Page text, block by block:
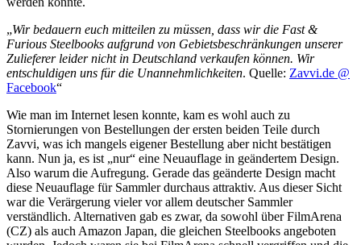
„Wir bedauern euch mitteilen zu müssen, dass wir die Fast&
Furious Steelbooks aufgrund von Gebietsbeschränkungen unserer
Zulieferer leider nicht in Deutschland verkaufen können. Wir
entschuldigen uns für die Unannehmlichkeiten. Quelle: Zavvi.de @
Facebook“
Wie man im Internet lesen konnte, kam es wohl auch zu
Stornierungen von Bestellungen der ersten beiden Teile durch
Zavvi, was ich mangels eigener Bestellung aber nicht bestätigen
kann. Nun ja, es ist „nur“ eine Neuauflage in geändertem Design.
Also warum die Aufregung. Gerade das geänderte Design macht
diese Neuauflage für Sammler durchaus attraktiv. Aus dieser Sicht
war die Verärgerung vieler vor allem deutscher Sammler
verständlich. Alternativen gab es zwar, da sowohl über FilmArena
(CZ) als auch Amazon Japan, die gleichen Steelbooks angeboten